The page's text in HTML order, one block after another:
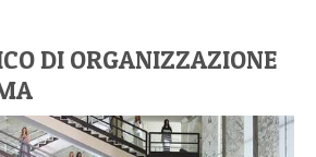
DI ORGANIZZAZIONE